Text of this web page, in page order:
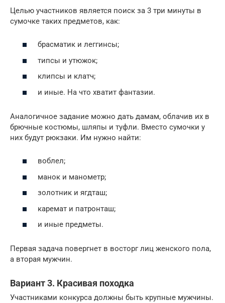
Целью участников является поиск за 3 три минуты в
сумочке таких предметов, как:
брасматик и леггинсы;
типсы и утюжок;
клипсы и клатч;
и иные. На что хватит фантазии.
Аналогичное задание можно дать дамам, облачив их в
брючные костюмы, шляпы и туфли. Вместо сумочки у
них будут рюкзаки. Им нужно найти:
воблел;
манок и манометр;
золотник и ягдташ;
каремат и патронташ;
и иные предметы.
Первая задача повергнет в восторг лиц женского пола,
а вторая мужчин.
Вариант 3. Красивая походка
Участниками конкурса должны быть крупные мужчины.